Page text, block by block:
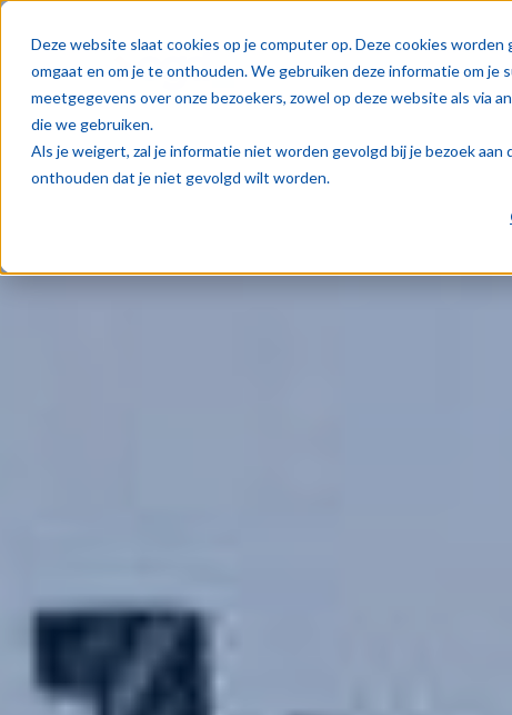
Deze website slaat cookies op je computer op. Deze cookies
omgaat en om je te onthouden. We gebruiken deze informatie om
meetgegevens over onze bezoekers, zowel op deze website als via
die we gebruiken.
Als je weigert, zal je informatie niet worden gevolgd bij je bezoek
onthouden dat je niet gevolgd wilt worden.